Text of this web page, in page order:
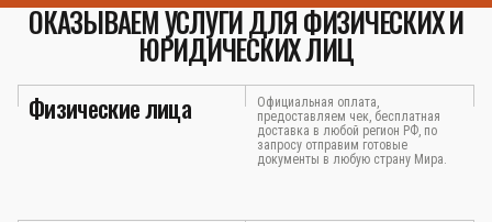
ОКАЗЫВАЕМ УСЛУГИ ДЛЯ ФИЗИЧЕСКИХ И
ЮРИДИЧЕСКИХ ЛИЦ
Физические лица
Официальная оплата,
предоставляем чек, бесплатная
доставка в любой регион РФ, по
запросу отправим готовые
документы в любую страну Мира.